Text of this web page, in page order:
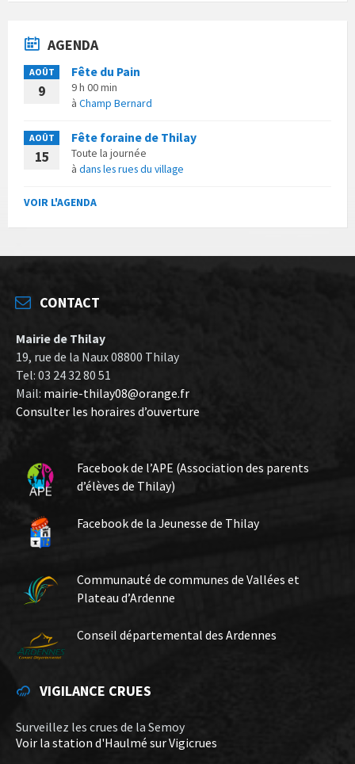
AGENDA
AOÛT
9
Fête du Pain
9 h 00 min
à Champ Bernard
AOÛT
15
Fête foraine de Thilay
Toute la journée
à dans les rues du village
VOIR L'AGENDA
CONTACT
Mairie de Thilay
19, rue de la Naux 08800 Thilay
Tel: 03 24 32 80 51
Mail: mairie-thilay08@orange.fr
Consulter les horaires d’ouverture
Facebook de l’APE (Association des parents
d’élèves de Thilay)
Facebook de la Jeunesse de Thilay
Communauté de communes de Vallées et
Plateau d’Ardenne
Conseil départemental des Ardennes
VIGILANCE CRUES
Surveillez les crues de la Semoy
Voir la station d'Haulmé sur Vigicrues